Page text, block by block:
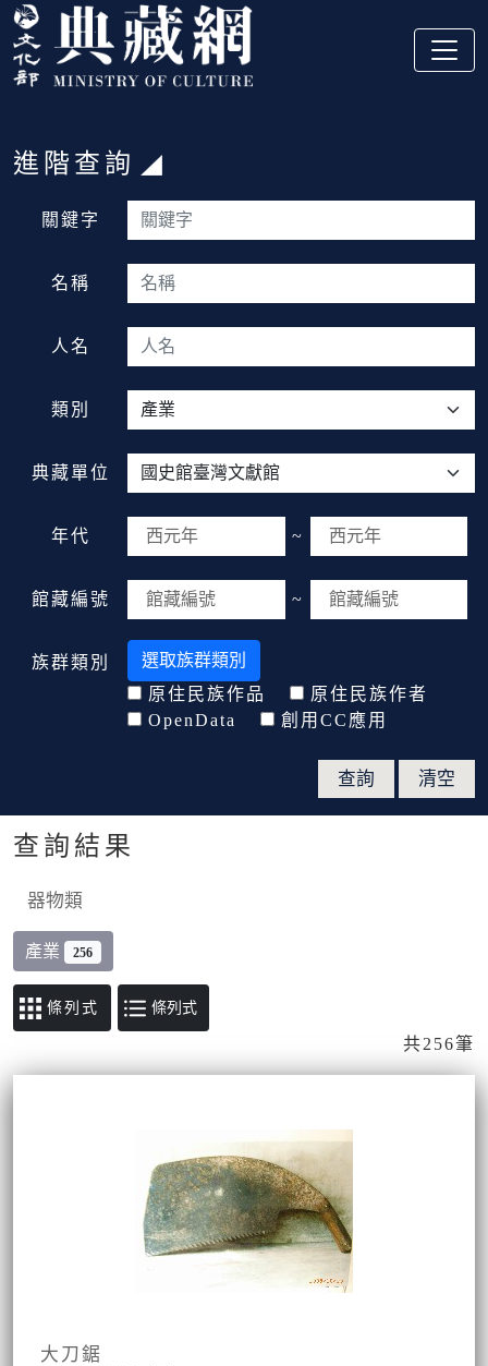
跳到主要內容
:::
:::
進階查詢
關鍵字
名稱
人名
類別
典藏單位
年代 ~
館藏編號 ~
族群類別
選取族群類別
原住民族作品
原住民族作者
OpenData
創用CC應用
查詢結果
器物類
產業 256
條列式
共256筆
大刀鋸